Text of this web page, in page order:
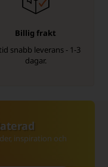
Billig frakt
snabb leverans - 1-3
dagar.
inspiration och